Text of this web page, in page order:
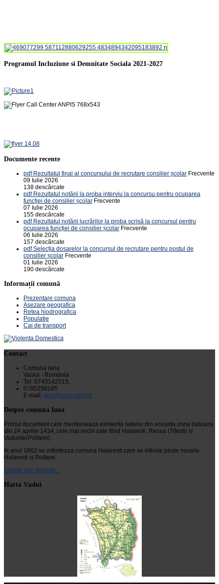
Programul Incluziune si Demnitate Sociala 2021-2027
Documente recente
pdf Rezultatul final al concursului de recrutare consilier școlar Frecvente
09 Iulie 2026
138 descărcate
pdf Rezultatul notării la proba interviu la concursu pentru ocuparea
funcției de consilier școlar Frecvente
07 Iulie 2026
155 descărcate
pdf Rezultatul notării lucrărilor la proba scrisă la concursul pentru
ocuparea funcției de consilier școlar Frecvente
06 Iulie 2026
157 descărcate
pdf Selecția dosarelor la concursul de recrutare pentru postul de
consilier școlar Frecvente
01 Iulie 2026
190 descărcate
Informații comună
Prezentare comuna
Asezare geografica
Retea hiodrografica
Populatie
Cai de transport
Contact
Comuna Iana
Vaslui - România
Tel: 0743142515;
0785258185
E-mail: iana@vs.e-adm.ro
Despre comuna Iana
Primul document care mentioneaza existenta satelor din aceasta zona dateaza
din 24 aprilie 1434, cele mai vechi sate fiind Halaresti, Recea (Tifesti) si
Vadurile(Politeni).
In anul 1862 se infiinteaza comuna Halaresti care se intinde peste mosiile
Halaresti si Politeni.
Citeste mai departe...
Harta Vaslui